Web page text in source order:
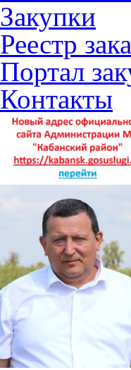
Закупки
Реестр
Портал
Контакты